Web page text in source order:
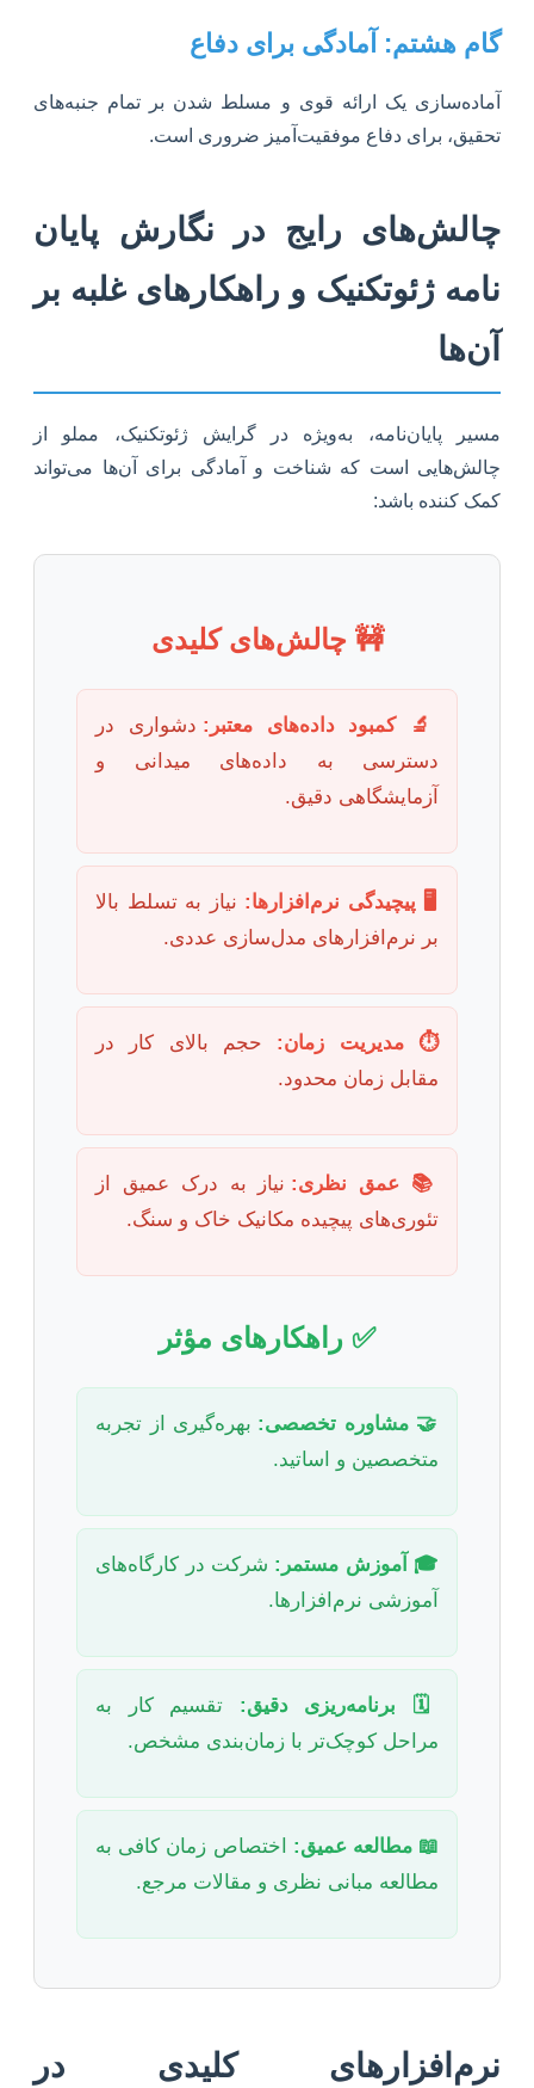
گام هشتم: آمادگی برای دفاع
آماده‌سازی یک ارائه قوی و مسلط شدن بر تمام جنبه‌های
تحقیق، برای دفاع موفقیت‌آمیز ضروری است.
چالش‌های رایج در نگارش پایان
نامه ژئوتکنیک و راهکارهای غلبه بر
آن‌ها
مسیر پایان‌نامه، به‌ویژه در گرایش ژئوتکنیک، مملو از
چالش‌هایی است که شناخت و آمادگی برای آن‌ها می‌تواند
کمک کننده باشد:
🚧 چالش‌های کلیدی
🔬 کمبود داده‌های معتبر: دشواری در
دسترسی به داده‌های میدانی و
آزمایشگاهی دقیق.
🖥️ پیچیدگی نرم‌افزارها: نیاز به تسلط بالا
بر نرم‌افزارهای مدل‌سازی عددی.
⏱️ مدیریت زمان: حجم بالای کار در
مقابل زمان محدود.
📚 عمق نظری: نیاز به درک عمیق از
تئوری‌های پیچیده مکانیک خاک و سنگ.
✅ راهکارهای مؤثر
🤝 مشاوره تخصصی: بهره‌گیری از تجربه
متخصصین و اساتید.
🎓 آموزش مستمر: شرکت در کارگاه‌های
آموزشی نرم‌افزارها.
🗓️ برنامه‌ریزی دقیق: تقسیم کار به
مراحل کوچک‌تر با زمان‌بندی مشخص.
📖 مطالعه عمیق: اختصاص زمان کافی به
مطالعه مبانی نظری و مقالات مرجع.
نرم‌افزارهای کلیدی در